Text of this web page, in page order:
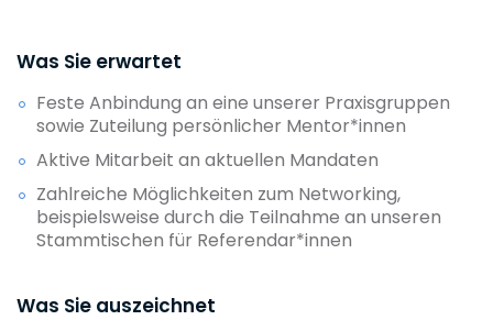
Was Sie erwartet
Feste Anbindung an eine unserer Praxisgruppen
sowie Zuteilung persönlicher Mentor*innen
Aktive Mitarbeit an aktuellen Mandaten
Zahlreiche Möglichkeiten zum Networking,
beispielsweise durch die Teilnahme an unseren
Stammtischen für Referendar*innen
Was Sie auszeichnet